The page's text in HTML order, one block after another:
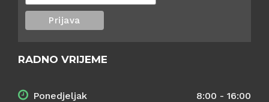
RADNO VRIJEME
Ponedjeljak
8:00 - 16:00